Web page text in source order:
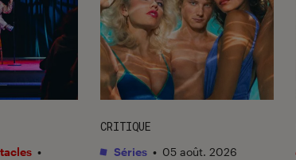
•
CRITIQUE
Séries • 05 août. 2026